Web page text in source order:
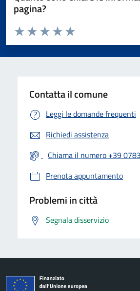
pagina?
Valuta da 1 a 5 stelle la pagina
Valuta 5 stelle su 5
Valuta 4 stelle su 5
Valuta 3 stelle su 5
Valuta 2 stelle su 5
Valuta 1 stelle su 5
Contatta il comune
Leggi le domande frequenti
Richiedi assistenza
Chiama il numero +39
Prenota appuntamento
Problemi in città
Segnala disservizio